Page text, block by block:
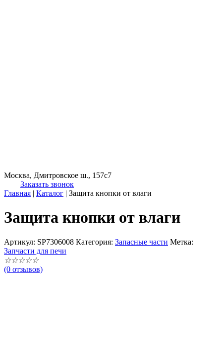
Москва, Дмитровское ш., 157с7
Заказать звонок
Главная | Каталог | Защита кнопки от влаги
Защита кнопки от влаги
Артикул: SP7306008 Категория: Запасные части Метка:
Запчасти для печи
☆☆☆☆☆
(0 отзывов)